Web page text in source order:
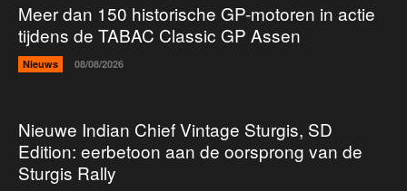
Meer dan 150 historische GP-motoren in actie
tijdens de TABAC Classic GP Assen
Nieuws 08/08/2026
Nieuwe Indian Chief Vintage Sturgis, SD
Edition: eerbetoon aan de oorsprong van de
Sturgis Rally